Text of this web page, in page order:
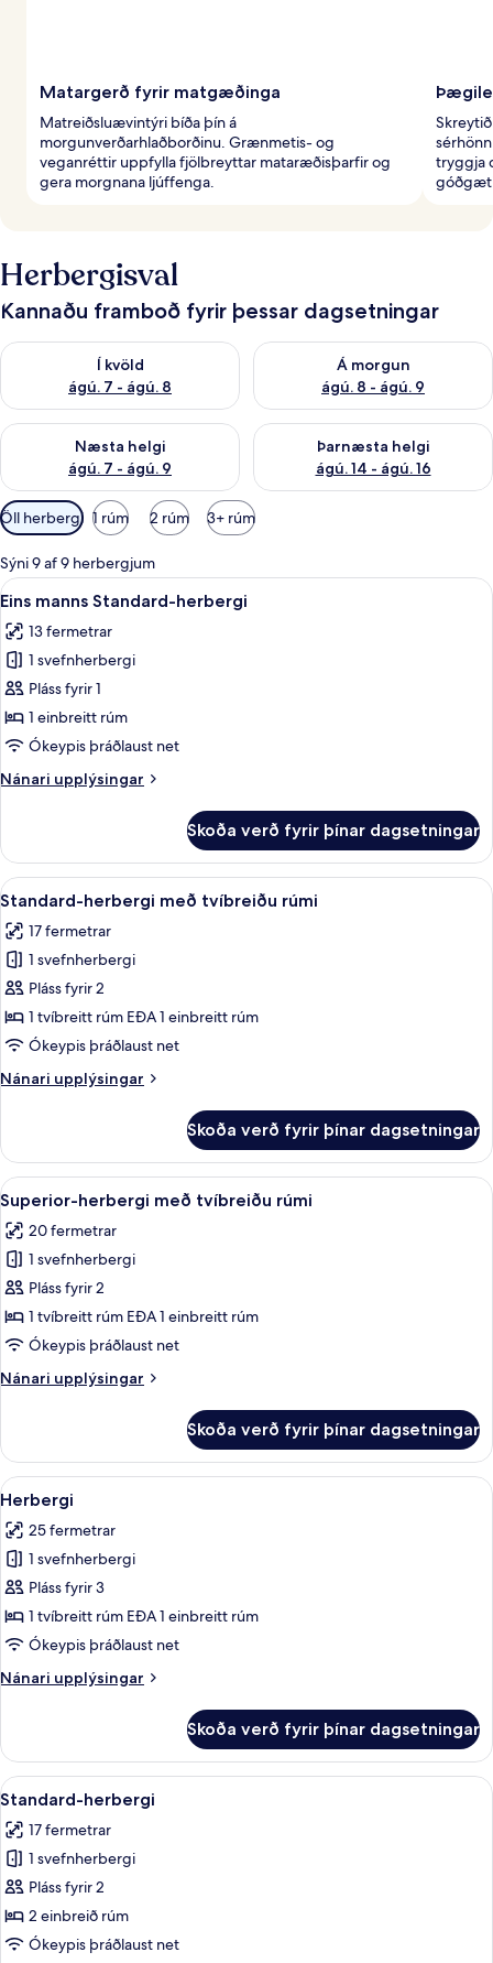
Matargerð fyrir matgæðinga
Matreiðsluævintýri bíða þín á
morgunverðarhlaðborðinu. Grænmetis- og
veganréttir uppfylla fjölbreyttar mataræðisþarfir og
gera morgnana ljúffenga.
tryggja
Herbergisval
Kannaðu framboð fyrir þessar dagsetningar
Í kvöld
ágú. 7 - ágú. 8
Athuga framboð í kvöld ágú. 7 - ágú. 8
Á morgun
ágú. 8 - ágú. 9
Athuga framboð á morgun
Næsta helgi
ágú. 7 - ágú. 9
Athuga framboð næstu helgi ágú. 7 - ágú. 9
Þarnæsta helgi
ágú. 14 - ágú. 16
Athuga framboð þarnæstu
Síur
í
boði
fyrir
herbergi
Öll herbergi 1 rúm 2 rúm 3+ rúm
Sýni 9 af 9 herbergjum
Skoða
allar
myndir
fyrir
Eins
manns
Standard-
Eins manns Standard-herbergi |
4
Eins manns Standard-herbergi
13 fermetrar
1 svefnherbergi
Pláss fyrir 1
1 einbreitt rúm
Ókeypis þráðlaust net
Nánari upplýsingar
Nánari
manns
Standard-
herbergi
Skoða verð fyrir þínar dagsetningar
Skoða
allar
myndir
fyrir
Standard-
herbergi
með
rúmi
Standard-herbergi með tvíbreiðu
4
Standard-herbergi með tvíbreiðu rúmi
17 fermetrar
1 svefnherbergi
Pláss fyrir 2
1 tvíbreitt rúm EÐA 1 einbreitt rúm
Ókeypis þráðlaust net
Nánari upplýsingar
Nánari
herbergi
með
tvíbreiðu
rúmi
Skoða verð fyrir þínar dagsetningar
Skoða
allar
myndir
fyrir
Superior-
herbergi
með
rúmi
Superior-herbergi með tvíbreiðu
5
Superior-herbergi með tvíbreiðu rúmi
20 fermetrar
1 svefnherbergi
Pláss fyrir 2
1 tvíbreitt rúm EÐA 1 einbreitt rúm
Ókeypis þráðlaust net
Nánari upplýsingar
Nánari
herbergi
með
tvíbreiðu
Skoða verð fyrir þínar dagsetningar
Skoða
allar
myndir
fyrir
Herbergi
Herbergi | Rúmföt af bestu gerð,
8
Herbergi
25 fermetrar
1 svefnherbergi
Pláss fyrir 3
1 tvíbreitt rúm EÐA 1 einbreitt rúm
Ókeypis þráðlaust net
Nánari upplýsingar
Nánari
Skoða verð fyrir þínar dagsetningar
Skoða
allar
myndir
fyrir
Standard-
herbergi
Standard-herbergi | Rúmföt af
4
Standard-herbergi
17 fermetrar
1 svefnherbergi
Pláss fyrir 2
2 einbreið rúm
Ókeypis þráðlaust net